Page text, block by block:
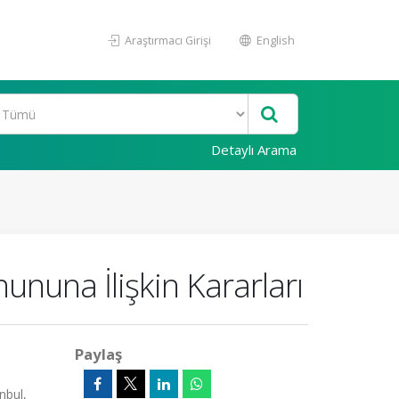
Araştırmacı Girişi English
Detaylı Arama
İlişkin Kararları
Paylaş